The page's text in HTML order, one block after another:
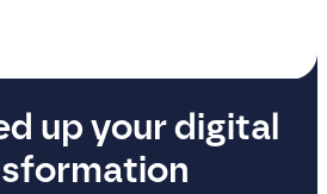
up your digital